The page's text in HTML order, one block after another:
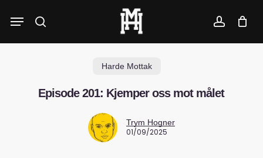
search account
Menu
Harde Mottak
Episode 201: Kjemper oss mot målet
Trym Hogner
01/09/2025